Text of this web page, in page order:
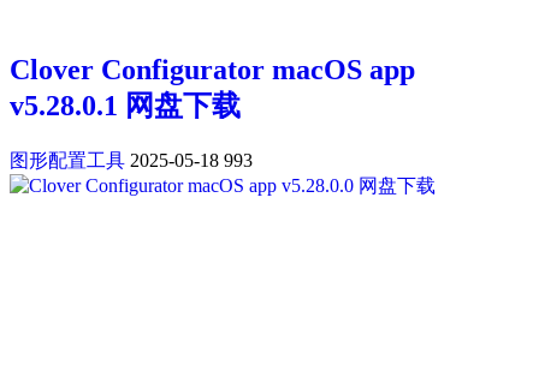
Clover Configurator macOS app
v5.28.0.1 网盘下载
图形配置工具 2025-05-18 993